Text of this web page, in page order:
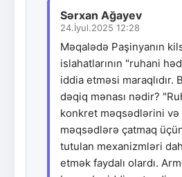
Sərxan Ağayev
24.İyul.2025 12:28
Məqalədə Paşinyanın
islahatlarının "ruhani
iddia etməsi maraqlıdır.
dəqiq mənası nədir?
konkret məqsədlərini və
məqsədlərə çatmaq
tutulan mexanizmləri
etmək faydalı olardı.